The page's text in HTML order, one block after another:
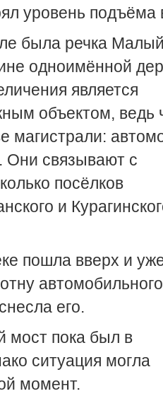
уровень подъёма
была речка
одноимённой
является
объектом, ведь
магистрали:
Они связывают с
посёлков
и
пошла вверх и
его.
мост пока был в
ситуация могла
момент.